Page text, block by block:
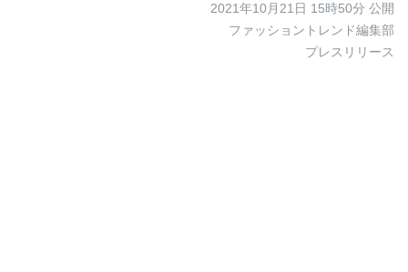
2021年10月21日 15時50分 公開
ファッショントレンド編集部
プレスリリース